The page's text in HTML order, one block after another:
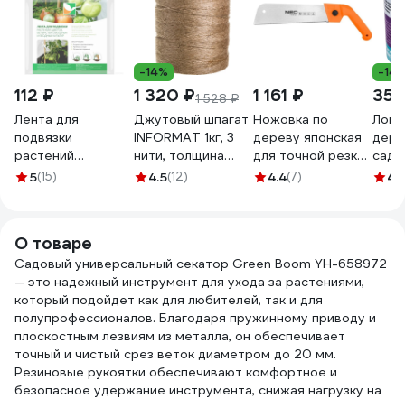
112 ₽
Лента для
подвязки
растений
Агротекс 15 м, УФ,
5(15)
-14%
1 320 ₽1 528 ₽
Джутовый шпагат
INFORMAT 1кг, 3
нити, толщина
3мм, 1680 текс
4.5(12)
1 161 ₽
Ножовка по
дереву японская
для точной резки
NEO TOOLS 11 TPI
4.4(7)
-
4.2
О товаре
Садовый универсальный секатор Green Boom YH-658972
— это надежный инструмент для ухода за растениями,
который подойдет как для любителей, так и для
полупрофессионалов. Благодаря пружинному приводу и
плоскостным лезвиям из металла, он обеспечивает
точный и чистый срез веток диаметром до 20 мм.
Резиновые рукоятки обеспечивают комфортное и
безопасное удержание инструмента, снижая нагрузку на